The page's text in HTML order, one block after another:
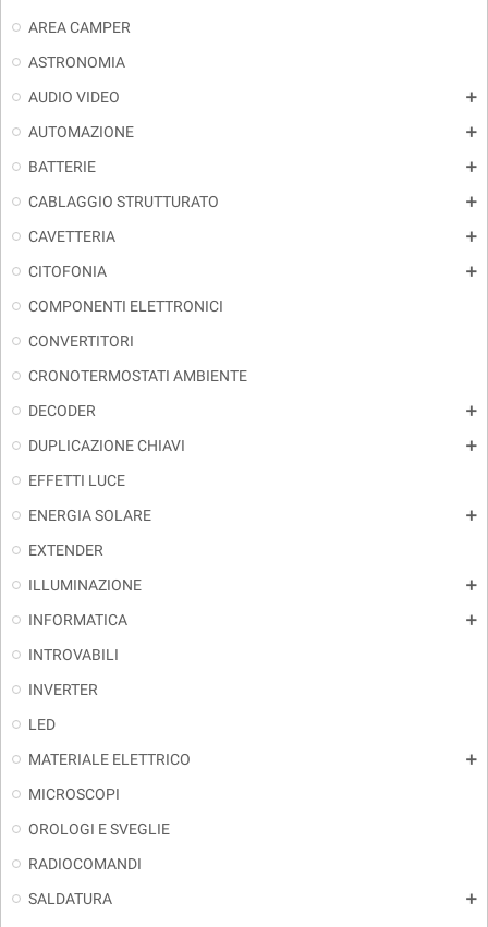
AREA CAMPER
ASTRONOMIA
AUDIO VIDEO
add
AUTOMAZIONE add
BATTERIE add
CABLAGGIO STRUTTURATO add
CAVETTERIA add
CITOFONIA add
COMPONENTI ELETTRONICI
CONVERTITORI
CRONOTERMOSTATI AMBIENTE
DECODER
add
DUPLICAZIONE CHIAVI add
EFFETTI LUCE
ENERGIA SOLARE
add
EXTENDER
ILLUMINAZIONE
add
INFORMATICA add
INTROVABILI
INVERTER
LED
MATERIALE ELETTRICO
add
MICROSCOPI
OROLOGI E SVEGLIE
RADIOCOMANDI
SALDATURA
add